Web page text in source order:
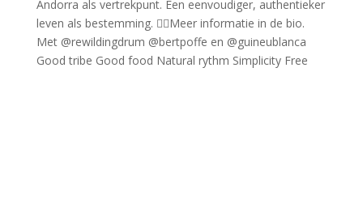
Good tribe Good food Natural rythm Simplicity Free